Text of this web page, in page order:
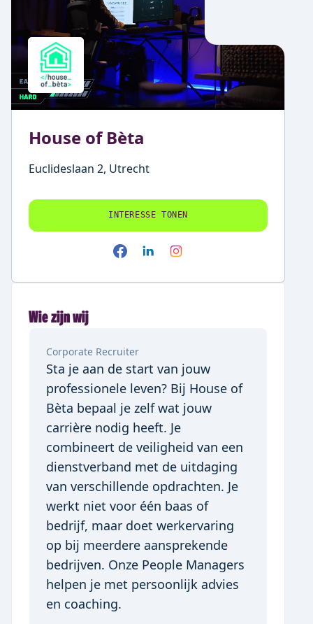
House of Bèta
Euclideslaan 2, Utrecht
INTERESSE TONEN
Wie zijn wij
Corporate Recruiter
Sta je aan de start van jouw
professionele leven? Bij House of
Bèta bepaal je zelf wat jouw
carrière nodig heeft. Je
combineert de veiligheid van een
dienstverband met de uitdaging
van verschillende opdrachten. Je
werkt niet voor één baas of
bedrijf, maar doet werkervaring
op bij meerdere aansprekende
bedrijven. Onze People Managers
helpen je met persoonlijk advies
en coaching.